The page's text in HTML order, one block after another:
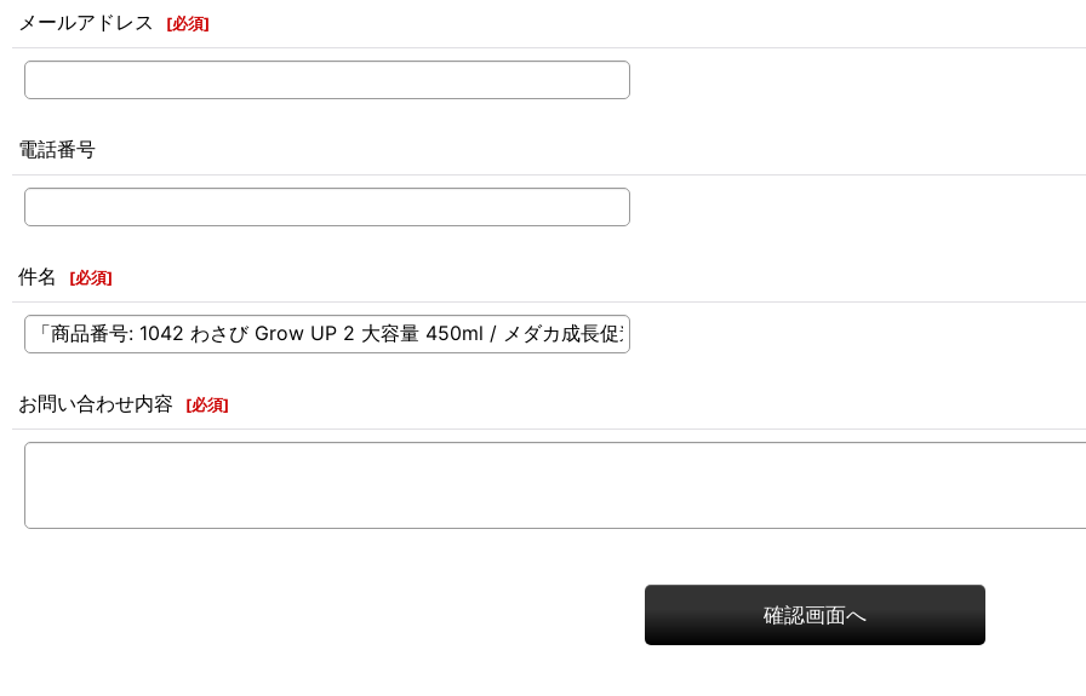
メールアドレス [必須]
電話番号
件名 [必須]
お問い合わせ内容 [必須]
確認画面へ